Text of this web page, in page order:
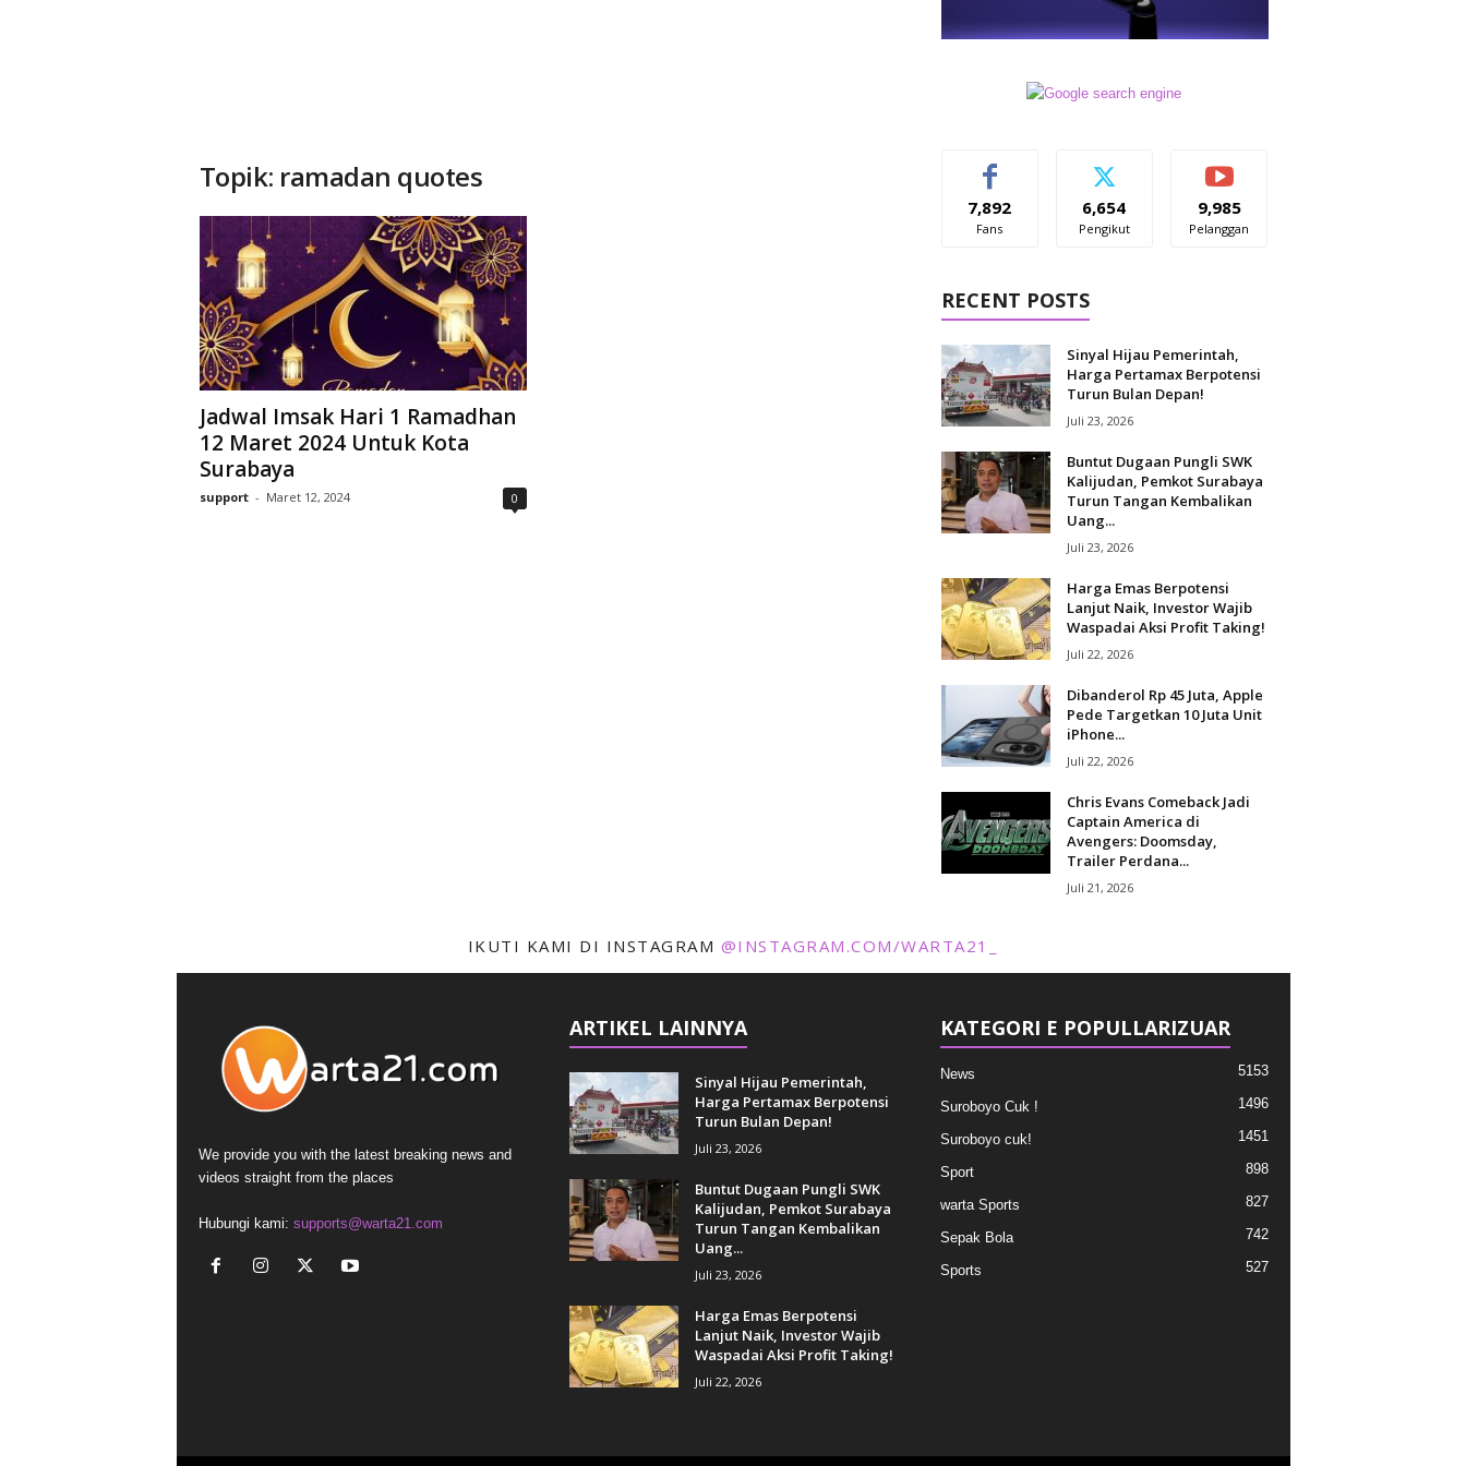
Topik: ramadan quotes
Jadwal Imsak Hari 1 Ramadhan
12 Maret 2024 Untuk Kota
Surabaya
support - Maret 12, 2024 0
7,892
Fans
6,654
Pengikut
9,985
Pelanggan
RECENT POSTS
Sinyal Hijau Pemerintah,
Harga Pertamax Berpotensi
Turun Bulan Depan!
Juli 23, 2026
Buntut Dugaan Pungli SWK
Kalijudan, Pemkot Surabaya
Turun Tangan Kembalikan
Uang...
Juli 23, 2026
Harga Emas Berpotensi
Lanjut Naik, Investor Wajib
Waspadai Aksi Profit Taking!
Juli 22, 2026
Dibanderol Rp 45 Juta, Apple
Pede Targetkan 10 Juta Unit
iPhone...
Juli 22, 2026
Chris Evans Comeback Jadi
Captain America di
Avengers: Doomsday,
Trailer Perdana...
Juli 21, 2026
IKUTI KAMI DI INSTAGRAM @INSTAGRAM.COM/WARTA21_
We provide you with the latest breaking news and
videos straight from the places
Hubungi kami: supports@warta21.com
ARTIKEL LAINNYA
Sinyal Hijau Pemerintah,
Harga Pertamax Berpotensi
Turun Bulan Depan!
Juli 23, 2026
Buntut Dugaan Pungli SWK
Kalijudan, Pemkot Surabaya
Turun Tangan Kembalikan
Uang...
Juli 23, 2026
Harga Emas Berpotensi
Lanjut Naik, Investor Wajib
Waspadai Aksi Profit Taking!
Juli 22, 2026
KATEGORI E POPULLARIZUAR
News 5153
Suroboyo Cuk ! 1496
Suroboyo cuk! 1451
Sport 898
warta Sports 827
Sepak Bola 742
Sports 527